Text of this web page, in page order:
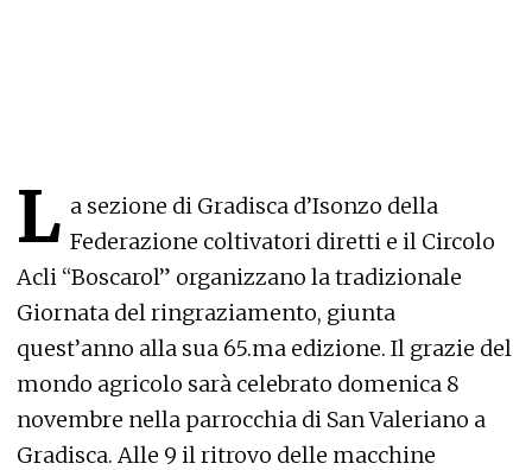
L a sezione di Gradisca d’Isonzo della
Federazione coltivatori diretti e il Circolo
Acli “Boscarol” organizzano la tradizionale
Giornata del ringraziamento, giunta
quest’anno alla sua 65.ma edizione. Il grazie del
mondo agricolo sarà celebrato domenica 8
novembre nella parrocchia di San Valeriano a
Gradisca. Alle 9 il ritrovo delle macchine